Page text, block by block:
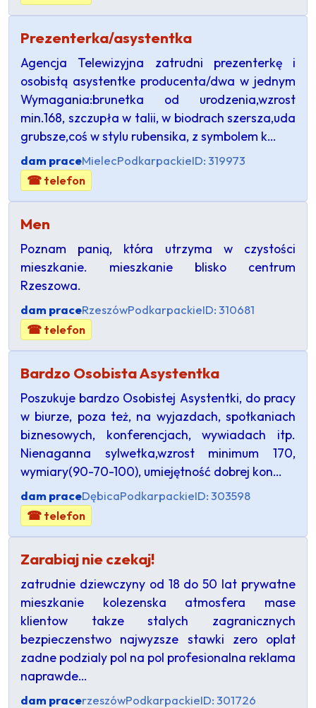
Prezenterka/asystentka
Agencja Telewizyjna zatrudni prezenterkę i
osobistą asystentke producenta/dwa w jednym
Wymagania:brunetka od urodzenia,wzrost
min.168, szczupła w talii, w biodrach szersza,uda
grubsze,coś w stylu rubensika, z symbolem k…
dam praceMielecPodkarpackieID: 319973
☎ telefon
Men
Poznam panią, która utrzyma w czystości
mieszkanie. mieszkanie blisko centrum
Rzeszowa.
dam praceRzeszówPodkarpackieID: 310681
☎ telefon
Bardzo Osobista Asystentka
Poszukuje bardzo Osobistej Asystentki, do pracy
w biurze, poza też, na wyjazdach, spotkaniach
biznesowych, konferencjach, wywiadach itp.
Nienaganna sylwetka,wzrost minimum 170,
wymiary(90-70-100), umiejętność dobrej kon…
dam praceDębicaPodkarpackieID: 303598
☎ telefon
Zarabiaj nie czekaj!
zatrudnie dziewczyny od 18 do 50 lat prywatne
mieszkanie kolezenska atmosfera mase
klientow takze stalych zagranicznych
bezpieczenstwo najwyzsze stawki zero oplat
zadne podzialy pol na pol profesionalna reklama
naprawde…
dam pracerzeszówPodkarpackieID: 301726